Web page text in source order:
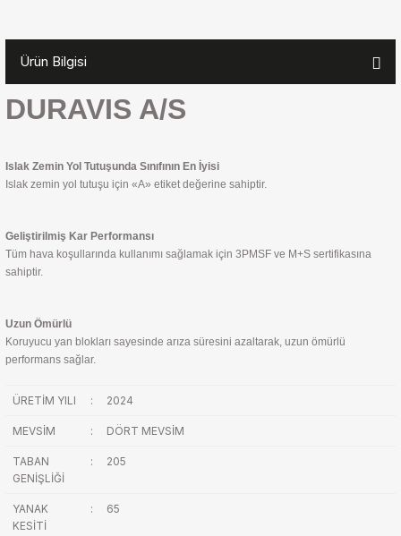
Ürün Bilgisi
DURAVIS A/S
Islak Zemin Yol Tutuşunda Sınıfının En İyisi
Islak zemin yol tutuşu için «A» etiket değerine sahiptir.
Geliştirilmiş Kar Performansı
Tüm hava koşullarında kullanımı sağlamak için 3PMSF ve M+S sertifikasına
sahiptir.
Uzun Ömürlü
Koruyucu yan blokları sayesinde arıza süresini azaltarak, uzun ömürlü
performans sağlar.
ÜRETİM YILI : 2024
MEVSİM : DÖRT MEVSİM
TABAN
GENİŞLİĞİ
: 205
YANAK
KESİTİ
: 65